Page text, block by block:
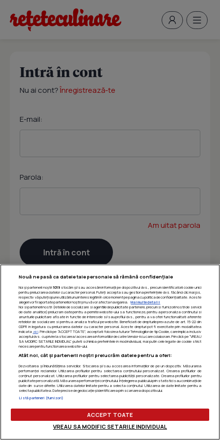
Intră în cont
Nu ai cont?Înregistrează-te
E-mail:
Parola:
Am uitat parola
Nouă ne pasă ca datele tale personale să rămână confidențiale
Noi și partenerii noștri 1019stocăm și/sau accesăm informații pe dispozitivul dvs., precum identificatorii cookie unici
pentru prelucrarea datelor cu caracter personal. Puteți accepta sau gestiona preferințele dvs. făcând clic mai jos,
respectiv vă puteți opune utilizării unui interes legitim în orice moment pe pagina cu politica de confidențialitate. Aceste
alegeri vor fi raportate partenerilor noștri și nu vă vor afecta navigarea.
Mai multe detalii
Noi si partenerii nostri (retelele de socializare si agentiile de publicitate partenere, precum si furnizorii nostri de servicii
de date analitice) prelucram date pentru a permite website-ului sa functioneze, pentru a personaliza continutul si
anunturile publicitare afisate in functie de interesele si/sau profilul dvs., pentru a va oferi functionalitati aferente
retelelor de socializare si pentru a analiza traficul pe website. Beneficiati de drepturile prevazute de art. 15-22 din
GDPR in legatura cu prelucrarea datelor cu caracter personal. Aceste drepturi pot fi exercitate prin modalitatea
indicata aici. Prin click pe “ACCEPT TOATE”, acceptati folosirea tuturor Tehnologiilor de tip Cookie, care implica inclusiv
acceptul dvs. cu privire la stocarea/accesarea informatiilor de catre Vendor-ii cu care colaboram. Prin click pe “VREAU
SA MODIFIC SETARILE INDIVIDUAL” puteti schimba preferintele in mod individual, mai putin cele legate de cookie strict
necesare pentru functionarea website-ului.
Atât noi, cât și partenerii noștri prelucrăm datele pentru a oferi:
Dezvoltarea și îmbunătățirea serviciilor. Stocarea și/sau accesarea informațiilor de pe un dispozitiv. Măsurarea
performanței reclamelor. Utilizarea profilurilor pentru selectarea conținutului personalizat. Crearea profilurilor de
conținut personalizat. Utilizarea profilurilor pentru selectarea publicității personalizate. Crearea profilurilor pentru
publicitate personalizată. Măsurarea performanței conținutului. Înțelegerea publicului prin statistici sau combinații de
date din surse diferite. Utilizarea datelor limitate pentru a selecta conținutul. Utilizarea de date limitate pentru a
selecta publicitatea. Date precise de geolocație și identificarea prin scanarea dispozitivului.
Listă parteneri (furnizori)
ACCEPT TOATE
VREAU SA MODIFIC SETARILE INDIVIDUAL